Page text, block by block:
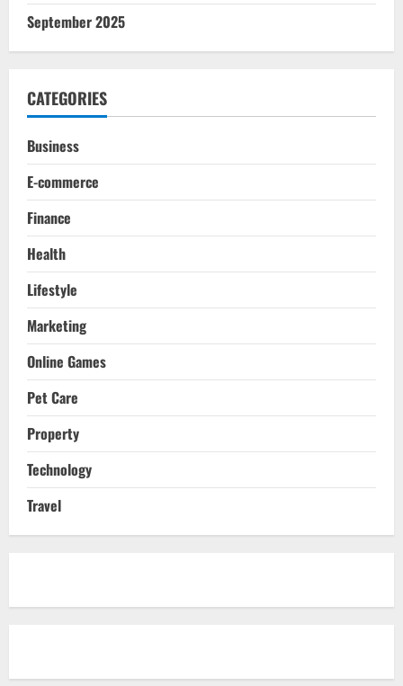
September 2025
CATEGORIES
Business
E-commerce
Finance
Health
Lifestyle
Marketing
Online Games
Pet Care
Property
Technology
Travel